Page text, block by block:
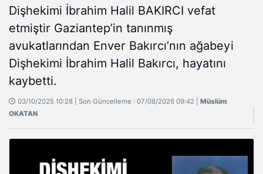
Dişhekimi İbrahim Halil BAKIRCI vefat
etmiştir Gaziantep’in tanınmış
avukatlarından Enver Bakırcı’nın ağabeyi
Dişhekimi İbrahim Halil Bakırcı, hayatını
kaybetti.
03/10/2025 10:28 | Son Güncelleme : 07/08/2026 09:42 | Müslüm
OKATAN